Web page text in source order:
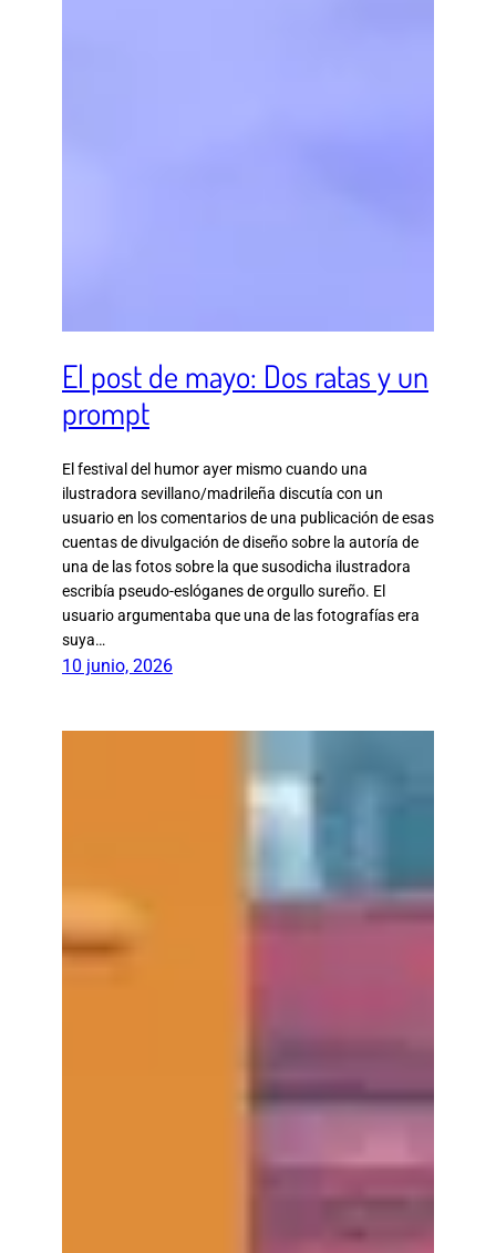
El post de mayo: Dos ratas y un
prompt
El festival del humor ayer mismo cuando una
ilustradora sevillano/madrileña discutía con un
usuario en los comentarios de una publicación de esas
cuentas de divulgación de diseño sobre la autoría de
una de las fotos sobre la que susodicha ilustradora
escribía pseudo-eslóganes de orgullo sureño. El
usuario argumentaba que una de las fotografías era
suya…
10 junio, 2026